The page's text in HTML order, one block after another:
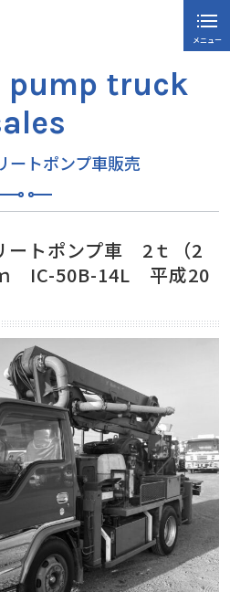
メニュー
閉じる
販売
買取
900-8604
お電話は年中無休でお待ちしてお
ります♪
～19：00
pump truck
ートポンプ車販売
ートポンプ車 2ｔ（2
IC-50B-14L 平成20